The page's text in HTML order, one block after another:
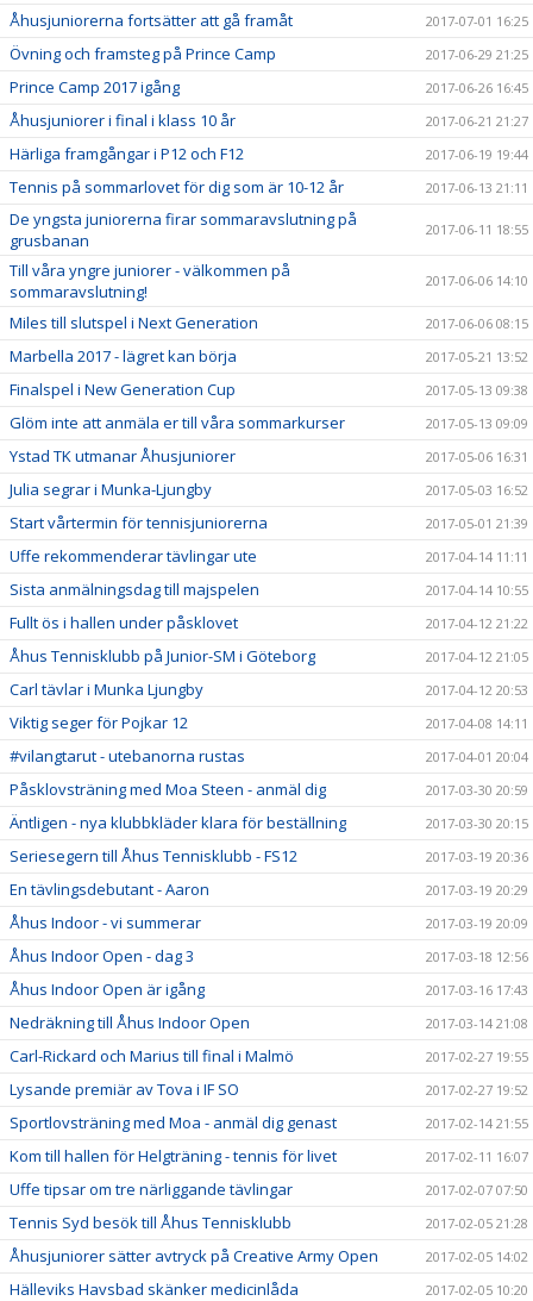
Åhusjuniorerna fortsätter att gå framåt 2017-07-01 16:25
Övning och framsteg på Prince Camp 2017-06-29 21:25
Prince Camp 2017 igång 2017-06-26 16:45
Åhusjuniorer i final i klass 10 år 2017-06-21 21:27
Härliga framgångar i P12 och F12 2017-06-19 19:44
Tennis på sommarlovet för dig som är 10-12 år 2017-06-13 21:11
De yngsta juniorerna firar sommaravslutning på
grusbanan
2017-06-11 18:55
Till våra yngre juniorer - välkommen på
sommaravslutning!
2017-06-06 14:10
Miles till slutspel i Next Generation 2017-06-06 08:15
Marbella 2017 - lägret kan börja 2017-05-21 13:52
Finalspel i New Generation Cup 2017-05-13 09:38
Glöm inte att anmäla er till våra sommarkurser 2017-05-13 09:09
Ystad TK utmanar Åhusjuniorer 2017-05-06 16:31
Julia segrar i Munka-Ljungby 2017-05-03 16:52
Start vårtermin för tennisjuniorerna 2017-05-01 21:39
Uffe rekommenderar tävlingar ute 2017-04-14 11:11
Sista anmälningsdag till majspelen 2017-04-14 10:55
Fullt ös i hallen under påsklovet 2017-04-12 21:22
Åhus Tennisklubb på Junior-SM i Göteborg 2017-04-12 21:05
Carl tävlar i Munka Ljungby 2017-04-12 20:53
Viktig seger för Pojkar 12 2017-04-08 14:11
#vilangtarut - utebanorna rustas 2017-04-01 20:04
Påsklovsträning med Moa Steen - anmäl dig 2017-03-30 20:59
Äntligen - nya klubbkläder klara för beställning 2017-03-30 20:15
Seriesegern till Åhus Tennisklubb - FS12 2017-03-19 20:36
En tävlingsdebutant - Aaron 2017-03-19 20:29
Åhus Indoor - vi summerar 2017-03-19 20:09
Åhus Indoor Open - dag 3 2017-03-18 12:56
Åhus Indoor Open är igång 2017-03-16 17:43
Nedräkning till Åhus Indoor Open 2017-03-14 21:08
Carl-Rickard och Marius till final i Malmö 2017-02-27 19:55
Lysande premiär av Tova i IF SO 2017-02-27 19:52
Sportlovsträning med Moa - anmäl dig genast 2017-02-14 21:55
Kom till hallen för Helgträning - tennis för livet 2017-02-11 16:07
Uffe tipsar om tre närliggande tävlingar 2017-02-07 07:50
Tennis Syd besök till Åhus Tennisklubb 2017-02-05 21:28
Åhusjuniorer sätter avtryck på Creative Army Open 2017-02-05 14:02
Hälleviks Havsbad skänker medicinlåda 2017-02-05 10:20